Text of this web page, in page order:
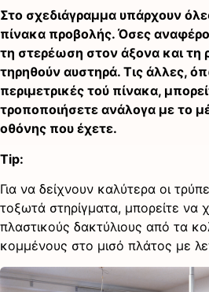
Στο σχεδιάγραμμα υπάρχουν
πίνακα προβολής. Όσες
τη στερέωση στον άξονα και τη
τηρηθούν αυστηρά. Τις άλλες,
περιμετρικές τού πίνακα,
τροποποιήσετε ανάλογα με το
οθόνης που έχετε.
Tip:
Για να δείχνουν καλύτερα οι
τοξωτά στηρίγματα, μπορείτε να
πλαστικούς δακτύλιους από τα
κομμένους στο μισό πλάτος με